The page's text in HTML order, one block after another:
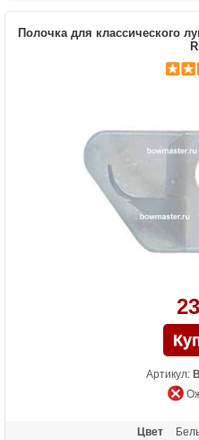
Полочка для классического
Артикул:
Цвет